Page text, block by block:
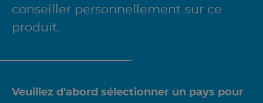
conseiller personnellement sur ce
produit.
Veuillez d'abord sélectionner un pays pour